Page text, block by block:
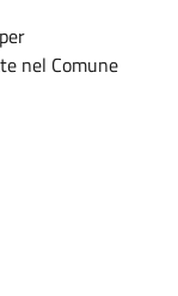
nel Comune